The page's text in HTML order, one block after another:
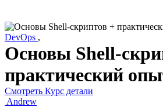
DevOps ,
Основы Shell-
практический
Смотреть Курс детали
Andrew